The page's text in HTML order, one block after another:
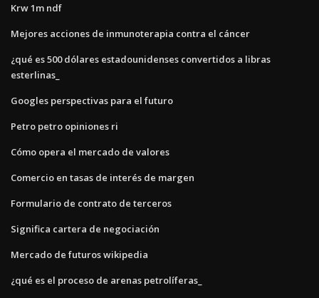
Krw 1m ndf
Mejores acciones de inmunoterapia contra el cáncer
¿qué es 500 dólares estadounidenses convertidos a libras
esterlinas_
Googles perspectivas para el futuro
Petro petro opiniones ri
Cómo opera el mercado de valores
Comercio en tasas de interés de margen
Formulario de contrato de terceros
Significa cartera de negociación
Mercado de futuros wikipedia
¿qué es el proceso de arenas petrolíferas_